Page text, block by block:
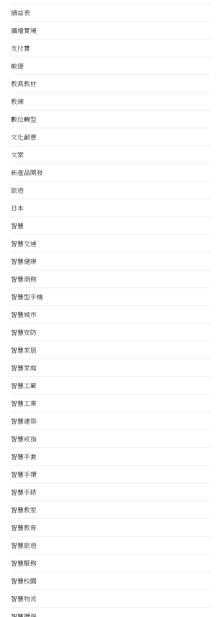
損益表
擴增實境
支付寶
敏捷
教具教材
教練
數位轉型
文化創意
文案
新產品開發
旅遊
日本
智慧
智慧交通
智慧健康
智慧商務
智慧型手機
智慧城市
智慧安防
智慧家居
智慧家庭
智慧工廠
智慧工業
智慧建築
智慧戒指
智慧手套
智慧手環
智慧手錶
智慧教室
智慧教育
智慧旅遊
智慧服務
智慧校園
智慧物流